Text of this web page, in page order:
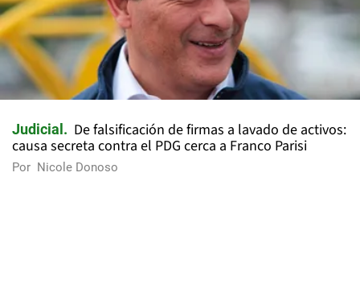
Judicial
De falsificación de firmas a lavado de activos:
causa secreta contra el PDG cerca a Franco Parisi
Por Nicole Donoso